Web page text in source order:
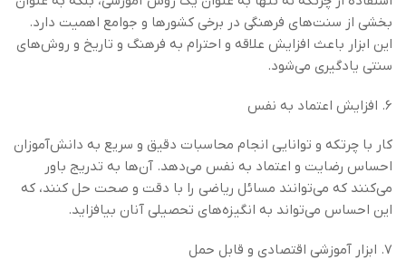
بخشی از سنت‌های فرهنگی در برخی کشورها و جوامع اهمیت دارد.
این ابزار باعث افزایش علاقه و احترام به فرهنگ و تاریخ و روش‌های
سنتی یادگیری می‌شود.
6. افزایش اعتماد به نفس
کار با چرتکه و توانایی انجام محاسبات دقیق و سریع به دانش‌آموزان
احساس رضایت و اعتماد به نفس می‌دهد. آن‌ها به تدریج باور
می‌کنند که می‌توانند مسائل ریاضی را با دقت و صحت حل کنند، که
این احساس می‌تواند به انگیزه‌های تحصیلی آنان بیافزاید.
7. ابزار آموزشی اقتصادی و قابل حمل